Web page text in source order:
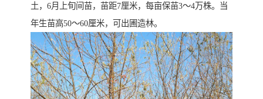
土，6月上旬间苗，苗距7厘米，每亩保苗3～4万株。当
年生苗高50～60厘米，可出圃造林。